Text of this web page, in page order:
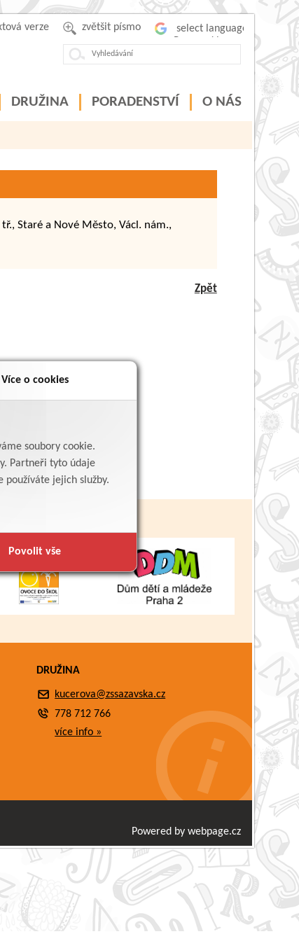
Více o cookies
soubory cookie.
Partneři tyto údaje
jejich služby.
Povolit vše
zvětšit písmo
verze
DRUŽINA PORADENSTVÍ O NÁS
Staré a Nové Město, Václ. nám.,
Zpět
DRUŽINA
kucerova@zssazavska.cz
778 712 766
více info »
Powered by webpage.cz